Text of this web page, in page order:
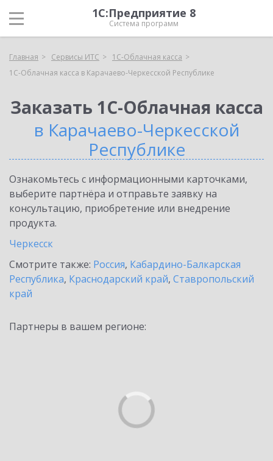
1С:Предприятие 8
Система программ
Главная Сервисы ИТС
1С-Облачная касса
1С-Облачная касса в Карачаево-Черкесской Республике
Заказать 1С-Облачная касса
в Карачаево-Черкесской
Республике
Ознакомьтесь с информационными карточками,
выберите партнёра и отправьте заявку на
консультацию, приобретение или внедрение
продукта.
Черкесск
Смотрите также: Россия, Кабардино-Балкарская
Республика, Краснодарский край, Ставропольский
край
Партнеры в вашем регионе: